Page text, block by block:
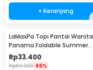
+ Keranjang
LaMaxPa Topi Pantai Wanita
Panama Foldable Summer
Beach Straw Hat 60cm -
WJ9024
Rp33.400
Rp60.900 46%